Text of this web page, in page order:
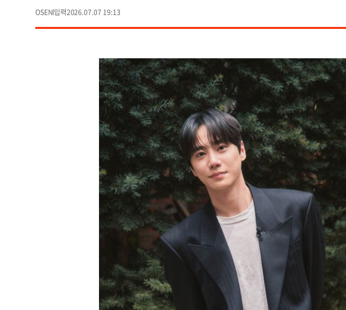
OSEN 2026.07.07 19:13